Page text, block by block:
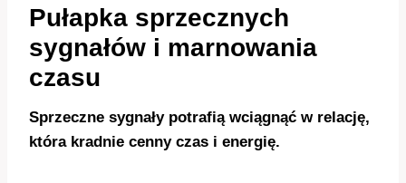
Pułapka sprzecznych
sygnałów i marnowania
czasu
Sprzeczne sygnały potrafią wciągnąć w relację,
która kradnie cenny czas i energię.